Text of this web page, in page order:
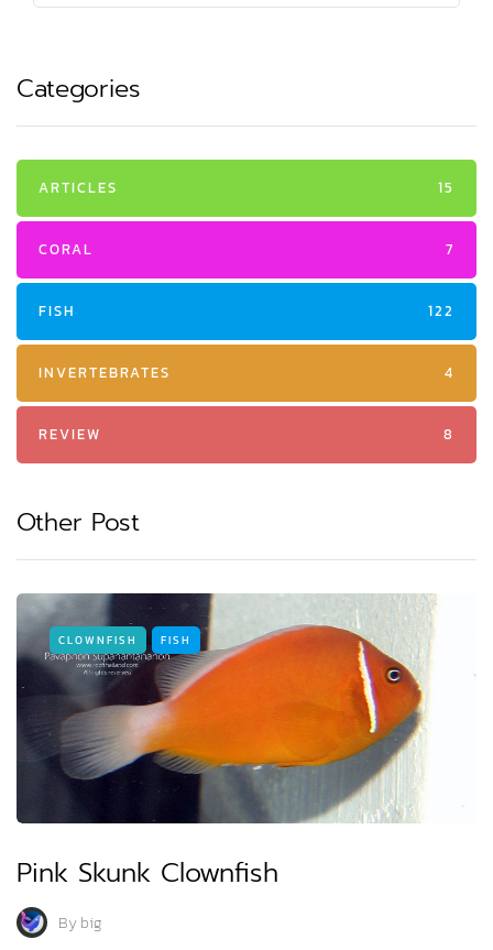
Categories
ARTICLES 15
CORAL 7
FISH 122
INVERTEBRATES 4
REVIEW 8
Other Post
CLOWNFISH FISH
Pink Skunk Clownfish
Bybig